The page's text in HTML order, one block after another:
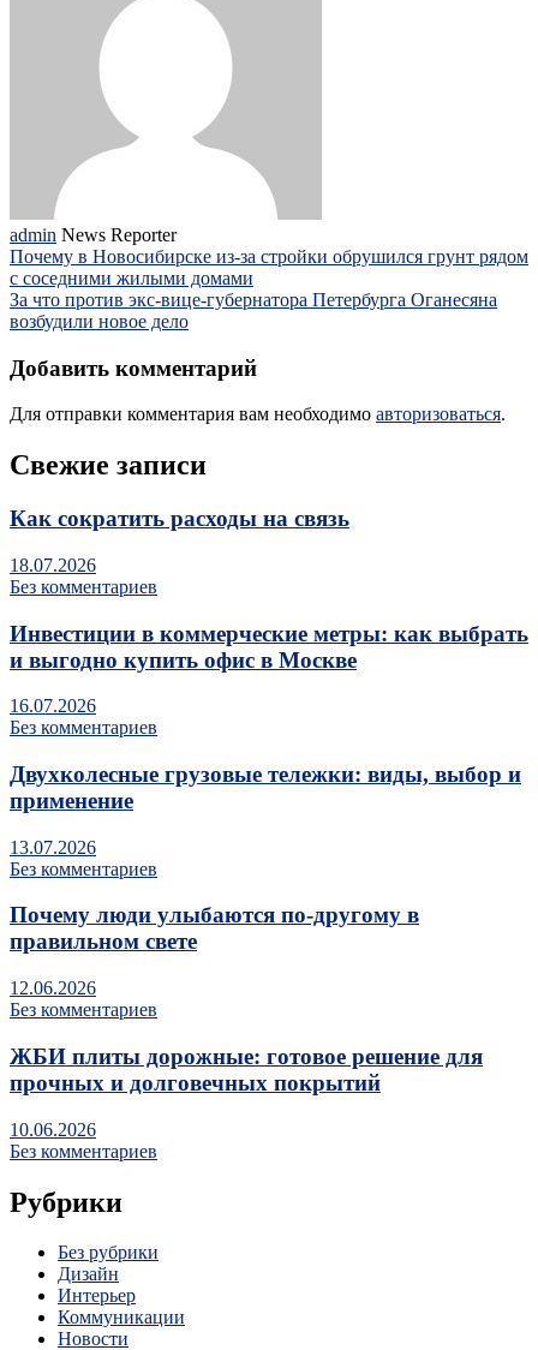
admin News Reporter
Почему в Новосибирске из-за стройки обрушился грунт рядом
с соседними жилыми домами
За что против экс-вице-губернатора Петербурга Оганесяна
возбудили новое дело
Добавить комментарий
Для отправки комментария вам необходимо авторизоваться.
Свежие записи
Как сократить расходы на связь
18.07.2026
Без комментариев
Инвестиции в коммерческие метры: как выбрать
и выгодно купить офис в Москве
16.07.2026
Без комментариев
Двухколесные грузовые тележки: виды, выбор и
применение
13.07.2026
Без комментариев
Почему люди улыбаются по‑другому в
правильном свете
12.06.2026
Без комментариев
ЖБИ плиты дорожные: готовое решение для
прочных и долговечных покрытий
10.06.2026
Без комментариев
Рубрики
Без рубрики
Дизайн
Интерьер
Коммуникации
Новости